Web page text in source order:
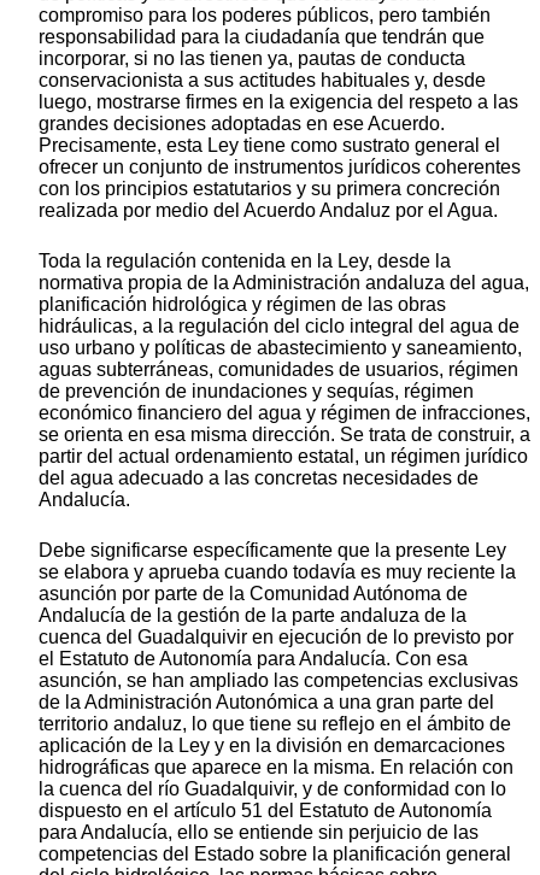
compromiso para los poderes públicos, pero también
responsabilidad para la ciudadanía que tendrán que
incorporar, si no las tienen ya, pautas de conducta
conservacionista a sus actitudes habituales y, desde
luego, mostrarse firmes en la exigencia del respeto a las
grandes decisiones adoptadas en ese Acuerdo.
Precisamente, esta Ley tiene como sustrato general el
ofrecer un conjunto de instrumentos jurídicos coherentes
con los principios estatutarios y su primera concreción
realizada por medio del Acuerdo Andaluz por el Agua.
Toda la regulación contenida en la Ley, desde la
normativa propia de la Administración andaluza del agua,
planificación hidrológica y régimen de las obras
hidráulicas, a la regulación del ciclo integral del agua de
uso urbano y políticas de abastecimiento y saneamiento,
aguas subterráneas, comunidades de usuarios, régimen
de prevención de inundaciones y sequías, régimen
económico financiero del agua y régimen de infracciones,
se orienta en esa misma dirección. Se trata de construir, a
partir del actual ordenamiento estatal, un régimen jurídico
del agua adecuado a las concretas necesidades de
Andalucía.
Debe significarse específicamente que la presente Ley
se elabora y aprueba cuando todavía es muy reciente la
asunción por parte de la Comunidad Autónoma de
Andalucía de la gestión de la parte andaluza de la
cuenca del Guadalquivir en ejecución de lo previsto por
el Estatuto de Autonomía para Andalucía. Con esa
asunción, se han ampliado las competencias exclusivas
de la Administración Autonómica a una gran parte del
territorio andaluz, lo que tiene su reflejo en el ámbito de
aplicación de la Ley y en la división en demarcaciones
hidrográficas que aparece en la misma. En relación con
la cuenca del río Guadalquivir, y de conformidad con lo
dispuesto en el artículo 51 del Estatuto de Autonomía
para Andalucía, ello se entiende sin perjuicio de las
competencias del Estado sobre la planificación general